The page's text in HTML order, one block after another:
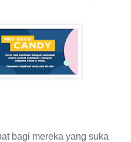
bagi mereka yang suka